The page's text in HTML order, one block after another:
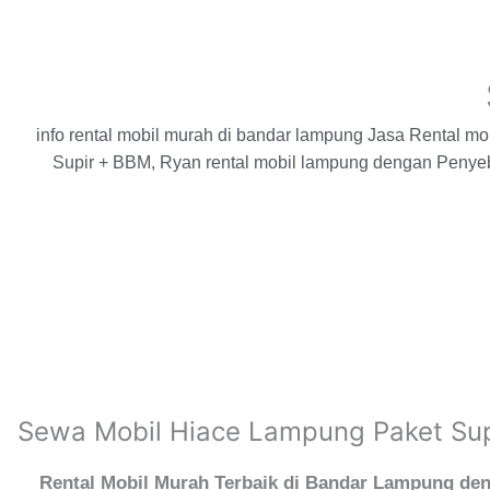
info rental mobil murah di bandar lampung Jasa Rental
Supir + BBM, Ryan rental mobil lampung dengan
Sewa Mobil Hiace Lampung Paket
Rental Mobil Murah Terbaik di Bandar Lampung